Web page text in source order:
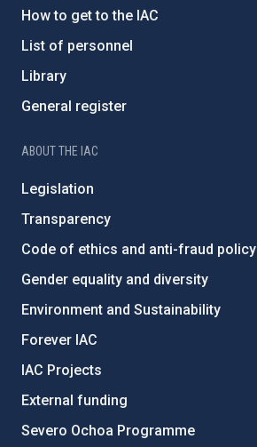
How to get to the IAC
List of personnel
Library
General register
ABOUT THE IAC
Legislation
Transparency
Code of ethics and anti-fraud policy
Gender equality and diversity
Environment and Sustainability
Forever IAC
IAC Projects
External funding
Severo Ochoa Programme